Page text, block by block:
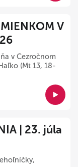
V
v Cezročnom
(Mt 13, 18-
| 23. júla